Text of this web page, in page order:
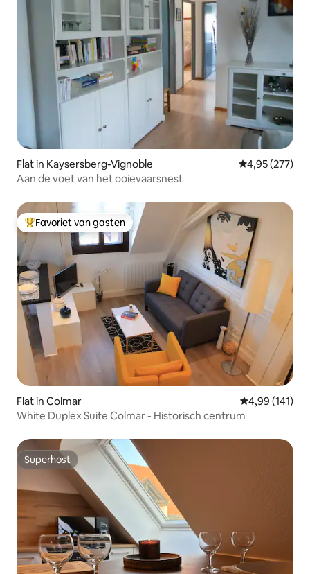
Flat in Kaysersberg-Vignoble Gemiddelde
4,95 (277)
Aan de voet van het ooievaarsnest
Topfavoriet van gasten
Favoriet van gasten
Flat in Colmar Gemiddelde
4,99 (141)
White Duplex Suite Colmar - Historisch centrum
Superhost
Superhost